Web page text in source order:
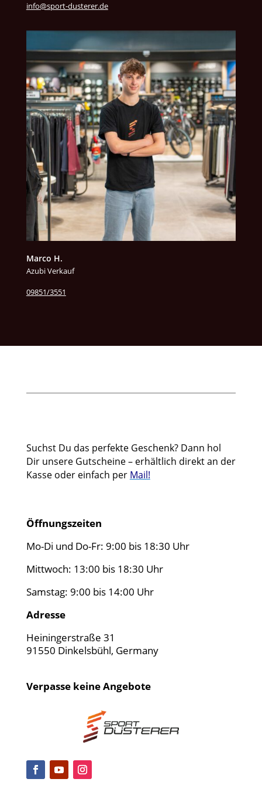
info@sport-dusterer.de
Marco H.
Azubi Verkauf
09851/3551
Suchst Du das perfekte Geschenk? Dann hol
Dir unsere Gutscheine – erhältlich direkt an der
Kasse oder einfach per Mail!
Öffnungszeiten
Mo-Di und Do-Fr: 9:00 bis 18:30 Uhr
Mittwoch: 13:00 bis 18:30 Uhr
Samstag: 9:00 bis 14:00 Uhr
Adresse
Heiningerstraße 31
91550 Dinkelsbühl, Germany
Verpasse keine Angebote